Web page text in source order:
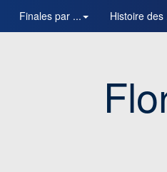
Finales par ... Histoire des